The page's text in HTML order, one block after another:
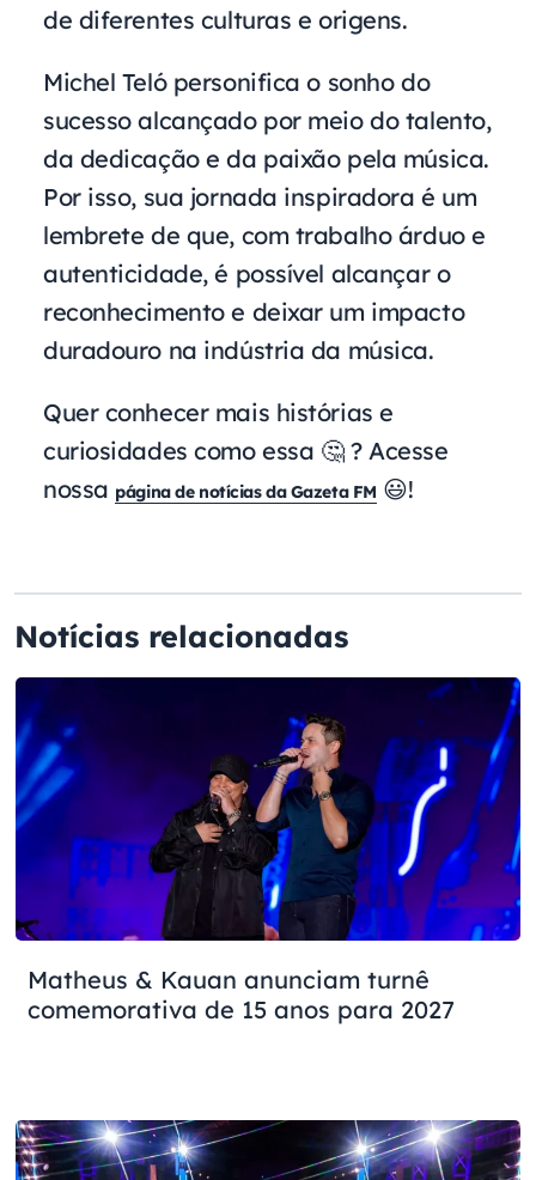
de diferentes culturas e origens.
Michel Teló personifica o sonho do
sucesso alcançado por meio do talento,
da dedicação e da paixão pela música.
Por isso, sua jornada inspiradora é um
lembrete de que, com trabalho árduo e
autenticidade, é possível alcançar o
reconhecimento e deixar um impacto
duradouro na indústria da música.
Quer conhecer mais histórias e
curiosidades como essa 🤔 ? Acesse
nossa página de notícias da Gazeta FM 😃!
Notícias relacionadas
Matheus & Kauan anunciam turnê
comemorativa de 15 anos para 2027